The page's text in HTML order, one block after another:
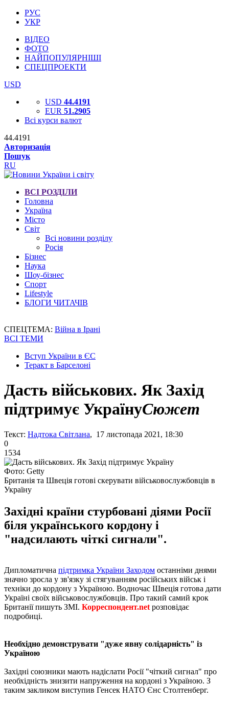
РУС
УКР
ВІДЕО
ФОТО
НАЙПОПУЛЯРНІШІ
СПЕЦПРОЕКТИ
USD
USD 44.4191
EUR 51.2905
Всі курси валют
44.4191
Авторизація
Пошук
RU
ВСІ РОЗДІЛИ
Головна
Україна
Місто
Світ
Всі новини розділу
Росія
Бізнес
Наука
Шоу-бізнес
Спорт
Lifestyle
БЛОГИ ЧИТАЧІВ
СПЕЦТЕМА: Війна в Ірані
ВСІ ТЕМИ
Вступ України в ЄС
Теракт в Барселоні
Дасть військових. Як Захід
підтримує УкраїнуСюжет
Текст: Надтока Світлана, 17 листопада 2021, 18:30
0
1534
Фото: Getty
Британія та Швеція готові скерувати військовослужбовців в
Україну
Західні країни стурбовані діями Росії
біля українського кордону і
"надсилають чіткі сигнали".
Дипломатична підтримка України Заходом останніми днями
значно зросла у зв'язку зі стягуванням російських військ і
техніки до кордону з Україною. Водночас Швеція готова дати
Україні своїх військовослужбовців. Про такий самий крок
Британії пишуть ЗМІ. Корреспондент.net розповідає
подробиці.
Необхідно демонструвати "дуже явну солідарність" із
Україною
Західні союзники мають надіслати Росії "чіткий сигнал" про
необхідність знизити напруження на кордоні з Україною. З
таким закликом виступив Генсек НАТО Єнс Столтенберг.